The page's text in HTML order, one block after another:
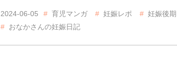
2024-06-05 育児マンガ 妊娠レポ
妊娠後期
おなかさんの妊娠日記